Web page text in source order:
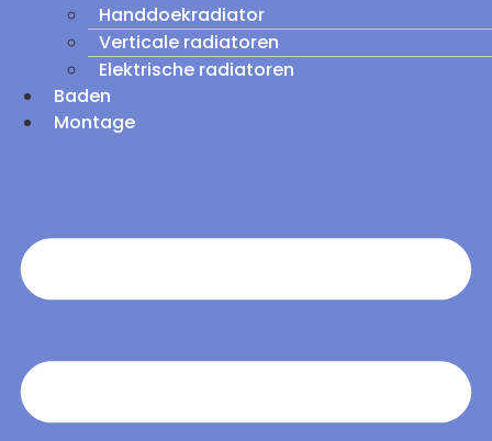
Handdoekradiator
Verticale radiatoren
Elektrische radiatoren
Baden
Montage